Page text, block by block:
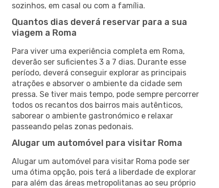
sozinhos, em casal ou com a família.
Quantos dias deverá reservar para a sua
viagem a Roma
Para viver uma experiência completa em Roma,
deverão ser suficientes 3 a 7 dias. Durante esse
período, deverá conseguir explorar as principais
atrações e absorver o ambiente da cidade sem
pressa. Se tiver mais tempo, pode sempre percorrer
todos os recantos dos bairros mais autênticos,
saborear o ambiente gastronómico e relaxar
passeando pelas zonas pedonais.
Alugar um automóvel para visitar Roma
Alugar um automóvel para visitar Roma pode ser
uma ótima opção, pois terá a liberdade de explorar
para além das áreas metropolitanas ao seu próprio